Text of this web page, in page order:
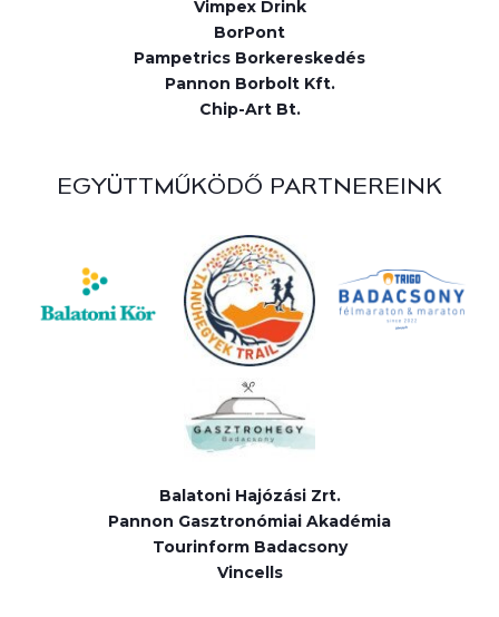
Vimpex Drink
BorPont
Pampetrics Borkereskedés
Pannon Borbolt Kft.
Chip-Art Bt.
EGYÜTTMŰKÖDŐ PARTNEREINK
Balatoni Hajózási Zrt.
Pannon Gasztronómiai Akadémia
Tourinform Badacsony
Vincells